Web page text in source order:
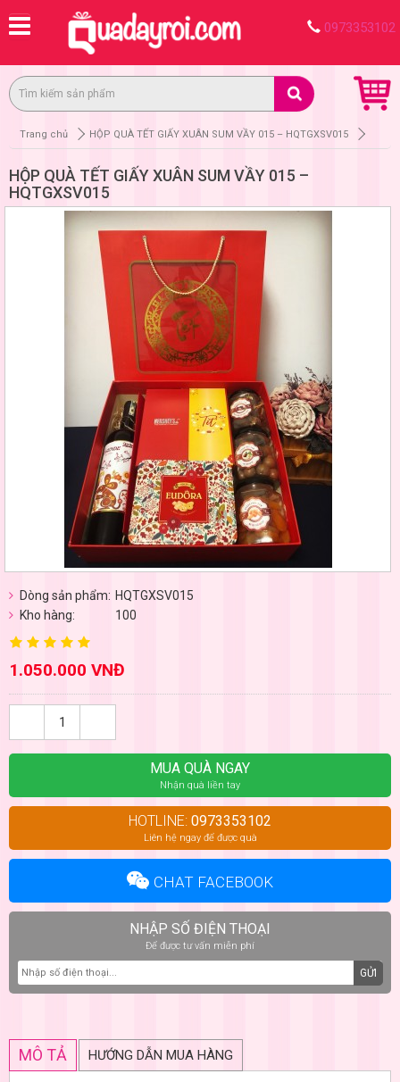
0973353102
Trang chủ HỘP QUÀ TẾT GIẤY XUÂN SUM VẦY 015 – HQTGXSV015
HỘP QUÀ TẾT GIẤY XUÂN SUM VẦY 015 –
HQTGXSV015
Dòng sản phẩm: HQTGXSV015
Kho hàng:
100
1.050.000 VNĐ
MUA QUÀ NGAY
Nhận quà liền tay
HOTLINE: 0973353102
Liên hệ ngay để được quà
CHAT FACEBOOK
NHẬP SỐ ĐIỆN THOẠI
Để được tư vấn miễn phí
GỬI
MÔ TẢ HƯỚNG DẪN MUA HÀNG